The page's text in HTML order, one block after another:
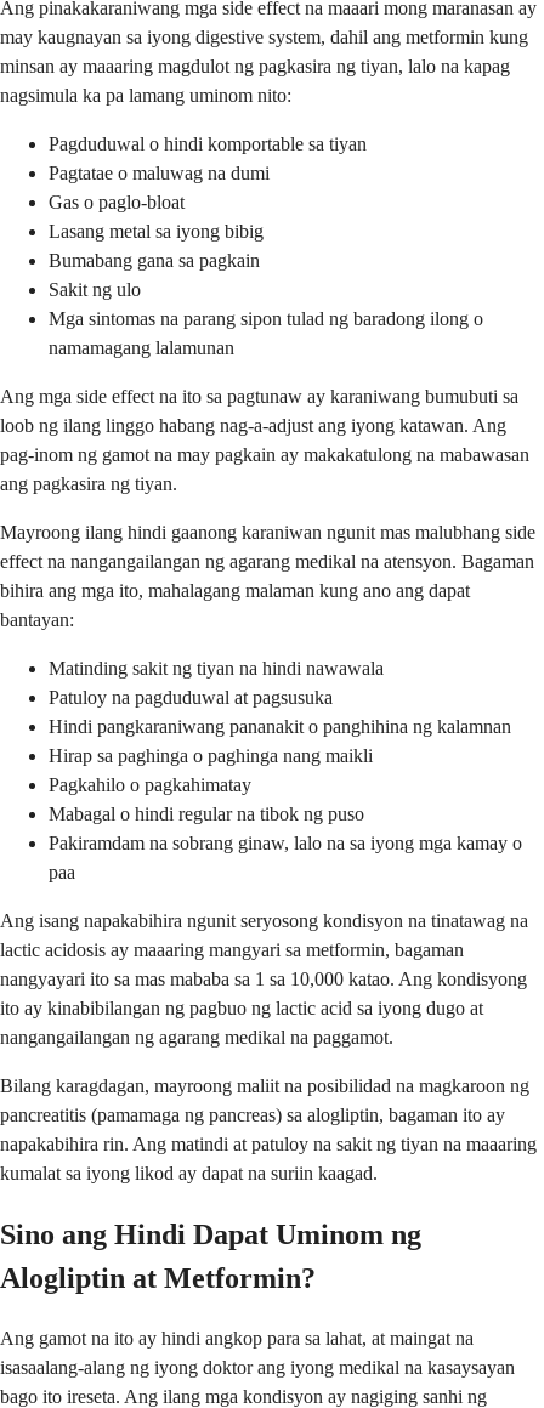
Ang pinakakaraniwang mga side effect na maaari mong maranasan ay
may kaugnayan sa iyong digestive system, dahil ang metformin kung
minsan ay maaaring magdulot ng pagkasira ng tiyan, lalo na kapag
nagsimula ka pa lamang uminom nito:
Pagduduwal o hindi komportable sa tiyan
Pagtatae o maluwag na dumi
Gas o paglo-bloat
Lasang metal sa iyong bibig
Bumabang gana sa pagkain
Sakit ng ulo
Mga sintomas na parang sipon tulad ng baradong ilong o
namamagang lalamunan
Ang mga side effect na ito sa pagtunaw ay karaniwang bumubuti sa
loob ng ilang linggo habang nag-a-adjust ang iyong katawan. Ang
pag-inom ng gamot na may pagkain ay makakatulong na mabawasan
ang pagkasira ng tiyan.
Mayroong ilang hindi gaanong karaniwan ngunit mas malubhang side
effect na nangangailangan ng agarang medikal na atensyon. Bagaman
bihira ang mga ito, mahalagang malaman kung ano ang dapat
bantayan:
Matinding sakit ng tiyan na hindi nawawala
Patuloy na pagduduwal at pagsusuka
Hindi pangkaraniwang pananakit o panghihina ng kalamnan
Hirap sa paghinga o paghinga nang maikli
Pagkahilo o pagkahimatay
Mabagal o hindi regular na tibok ng puso
Pakiramdam na sobrang ginaw, lalo na sa iyong mga kamay o
paa
Ang isang napakabihira ngunit seryosong kondisyon na tinatawag na
lactic acidosis ay maaaring mangyari sa metformin, bagaman
nangyayari ito sa mas mababa sa 1 sa 10,000 katao. Ang kondisyong
ito ay kinabibilangan ng pagbuo ng lactic acid sa iyong dugo at
nangangailangan ng agarang medikal na paggamot.
Bilang karagdagan, mayroong maliit na posibilidad na magkaroon ng
pancreatitis (pamamaga ng pancreas) sa alogliptin, bagaman ito ay
napakabihira rin. Ang matindi at patuloy na sakit ng tiyan na maaaring
kumalat sa iyong likod ay dapat na suriin kaagad.
Sino ang Hindi Dapat Uminom ng
Alogliptin at Metformin?
Ang gamot na ito ay hindi angkop para sa lahat, at maingat na
isasaalang-alang ng iyong doktor ang iyong medikal na kasaysayan
bago ito ireseta. Ang ilang mga kondisyon ay nagiging sanhi ng